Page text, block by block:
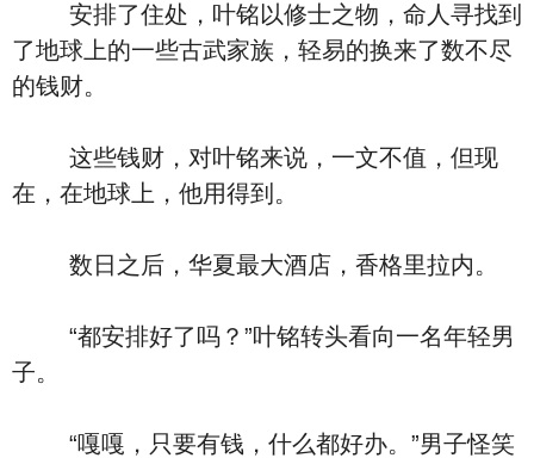
安排了住处，叶铭以修士之物，命人寻找到
了地球上的一些古武家族，轻易的换来了数不尽
的钱财。
这些钱财，对叶铭来说，一文不值，但现
在，在地球上，他用得到。
数日之后，华夏最大酒店，香格里拉内。
“都安排好了吗？”叶铭转头看向一名年轻男
子。
“嘎嘎，只要有钱，什么都好办。”男子怪笑